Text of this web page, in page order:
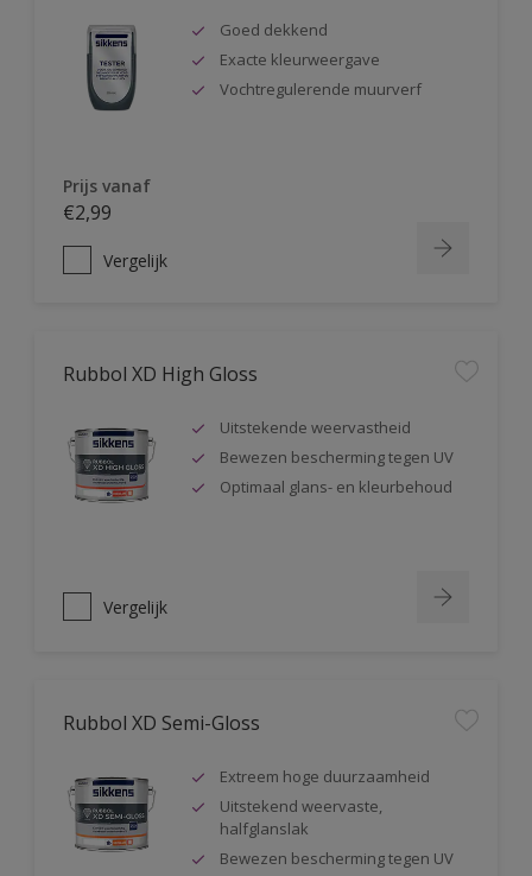
Goed dekkend
Exacte kleurweergave
Vochtregulerende muurverf
Prijs vanaf
€2,99
Vergelijk
Rubbol XD High Gloss
Uitstekende weervastheid
Bewezen bescherming tegen UV
Optimaal glans- en kleurbehoud
Vergelijk
Rubbol XD Semi-Gloss
Extreem hoge duurzaamheid
Uitstekend weervaste,
halfglanslak
Bewezen bescherming tegen UV